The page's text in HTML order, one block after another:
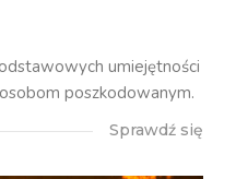
umiejętności
poszkodowanym.
Sprawdź się